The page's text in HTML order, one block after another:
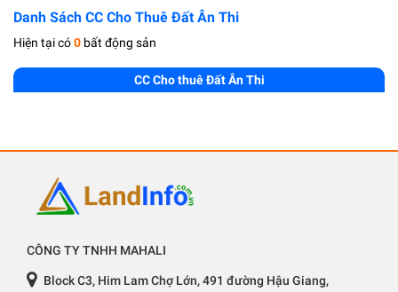
Danh Sách CC Cho Thuê Đất Ân Thi
Hiện tại có0 bất động sản
CC Cho thuê Đất Ân Thi
CÔNG TY TNHH MAHALI
Block C3, Him Lam Chợ Lớn, 491 đường Hậu Giang,